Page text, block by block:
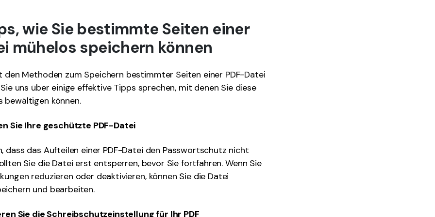
wie Sie bestimmte Seiten einer
mühelos speichern können
den Methoden zum Speichern bestimmter Seiten einer PDF-Datei
uns über einige effektive Tipps sprechen, mit denen Sie diese
bewältigen können.
Sie Ihre geschützte PDF-Datei
dass das Aufteilen einer PDF-Datei den Passwortschutz nicht
Sie die Datei erst entsperren, bevor Sie fortfahren. Wenn Sie
reduzieren oder deaktivieren, können Sie die Datei
und bearbeiten.
Sie die Schreibschutzeinstellung für Ihr PDF